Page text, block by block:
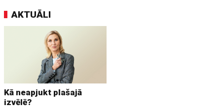
AKTUĀLI
Kā neapjukt plašajā
izvēlē?